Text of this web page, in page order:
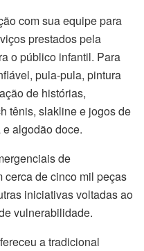
com sua equipe para
prestados pela
o público infantil. Para
pula-pula, pintura
de histórias,
tênis, slakline e jogos de
algodão doce.
de
de cinco mil peças
iniciativas voltadas ao
vulnerabilidade.
a tradicional